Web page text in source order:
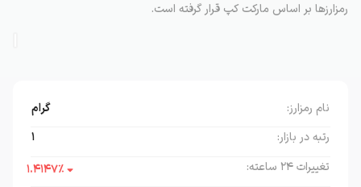
نام رمز‌ارز:
گرام
رتبه در بازار:
1
تغییرات ۲۴ ساعته:
٪1.4147
رمزارزها بر اساس مارکت کپ قرار گرفته است.